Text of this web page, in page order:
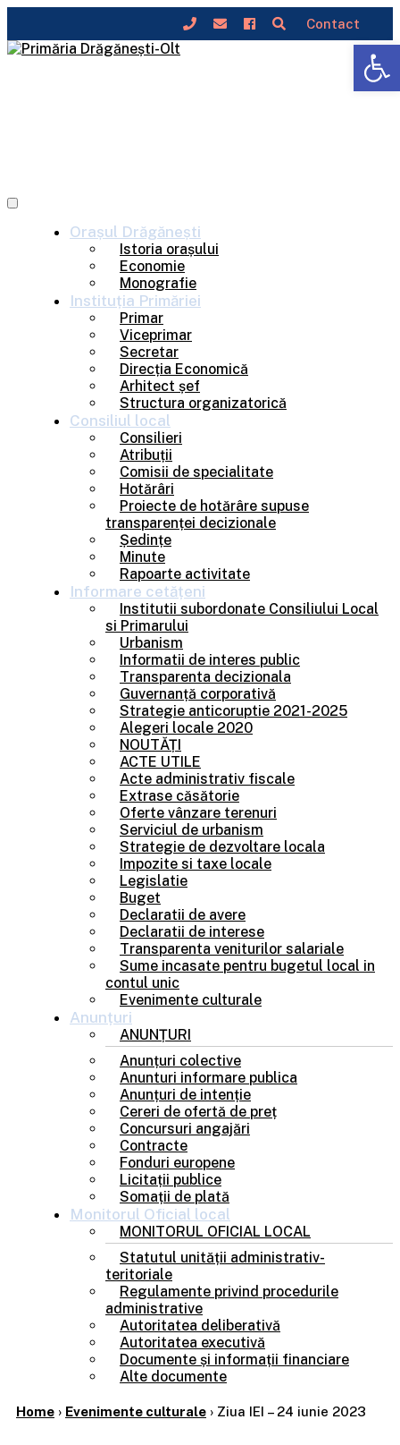
Skip
Orașul Drăgănești
Istoria orașului
Economie
Monografie
Instituția Primăriei
Primar
Viceprimar
Secretar
Direcția Economică
Arhitect șef
Structura organizatorică
Consiliul local
Consilieri
Atribuții
Comisii de specialitate
Hotărâri
Proiecte de hotărâre supuse
transparenței decizionale
Ședințe
Minute
Rapoarte activitate
Informare cetățeni
Institutii subordonate Consiliului Local
si Primarului
Urbanism
Informatii de interes public
Transparenta decizionala
Guvernanță corporativă
Strategie anticoruptie 2021-2025
Alegeri locale 2020
NOUTĂȚI
ACTE UTILE
Acte administrativ fiscale
Extrase căsătorie
Oferte vânzare terenuri
Serviciul de urbanism
Strategie de dezvoltare locala
Impozite si taxe locale
Legislatie
Buget
Declaratii de avere
Declaratii de interese
Transparenta veniturilor salariale
Sume incasate pentru bugetul local in
contul unic
Evenimente culturale
Anunțuri
ANUNȚURI
Anunțuri colective
Anunturi informare publica
Anunțuri de intenție
Cereri de ofertă de preț
Concursuri angajări
Contracte
Fonduri europene
Licitații publice
Somații de plată
Monitorul Oficial local
MONITORUL OFICIAL LOCAL
Statutul unității administrativ-
teritoriale
Regulamente privind procedurile
administrative
Autoritatea deliberativă
Autoritatea executivă
Documente și informații financiare
Alte documente
Home › Evenimente culturale › Ziua IEI – 24 iunie 2023
Contact